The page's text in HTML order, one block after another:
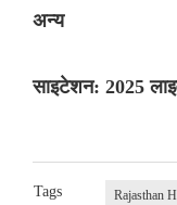
अन्य
साइटेशन: 2025
Tags Rajasthan